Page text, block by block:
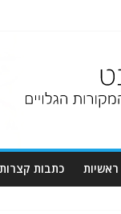
כתבות קצרות